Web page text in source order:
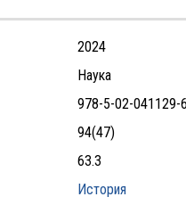
2024
Наука
978-5-02-041129-6
94(47)
63.3
История